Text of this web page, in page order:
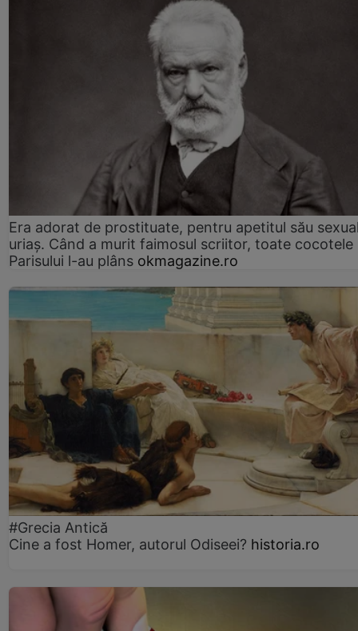
Era adorat de prostituate, pentru apetitul său
uriaș. Când a murit faimosul scriitor, toate cocotele
Parisului l-au plâns okmagazine.ro
#Grecia Antică
Cine a fost Homer, autorul Odiseei? historia.ro